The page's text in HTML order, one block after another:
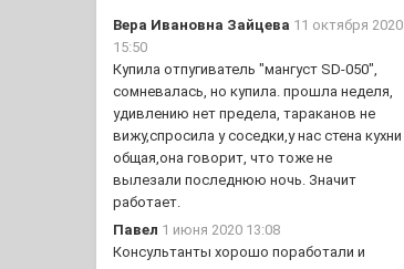
Вера Ивановна Зайцева 11 октября 2020
15:50
Купила отпугиватель "мангуст SD-050",
сомневалась, но купила. прошла неделя,
удивлению нет предела, тараканов не
вижу,спросила у соседки,у нас стена кухни
общая,она говорит, что тоже не
вылезали последнюю ночь. Значит
работает.
Павел 1 июня 2020 13:08
Консультанты хорошо поработали и